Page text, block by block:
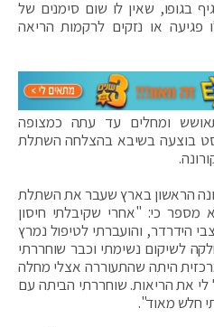
בגופו, שאין לו שום סימנים של
פגיעה או נזקים לרקמות הריאה
ומחלים עד עתה כמצופה
בוצעה בשיבא בהצלחה השתלת
מחלים הקורונה הראשון בארץ שעבר את השתלת
מספר כי: "אחרי שקיבלתי חיסון
הידרדר, והועברתי לטיפול נמרץ
לשיקום נשימתי וכבר שוחררתי
היתה שהתעוררה אצלי מחלה
לי את הריאות. שוחררתי הביתה עם
חלש מאוד".